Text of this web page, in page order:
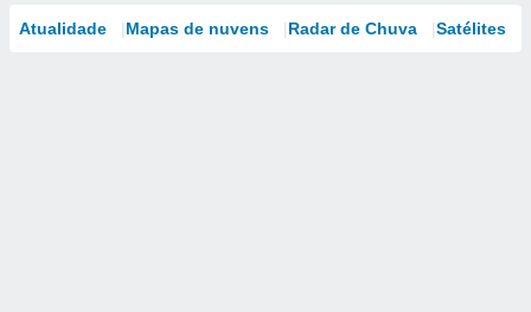
Atualidade Mapas de nuvens Radar de Chuva Satélites